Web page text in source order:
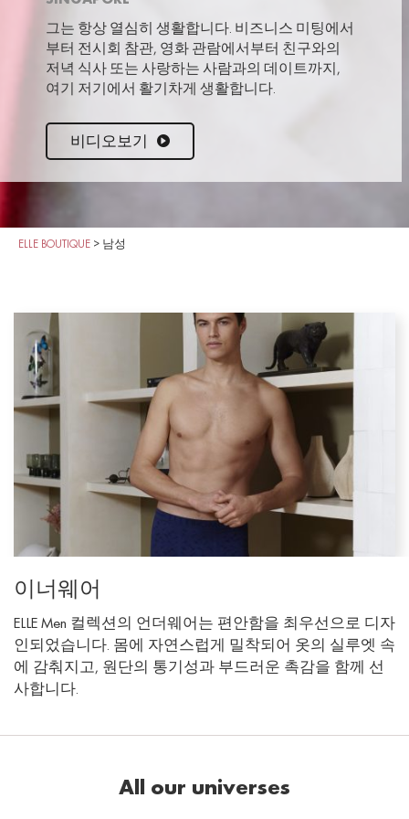
그는 항상 열심히 생활합니다. 비즈니스 미팅에서
부터 전시회 참관, 영화 관람에서부터 친구와의
저녁 식사 또는 사랑하는 사람과의 데이트까지,
여기 저기에서 활기차게 생활합니다.
비디오보기
ELLE BOUTIQUE > 남성
이너웨어
ELLE Men 컬렉션의 언더웨어는 편안함을 최우선으로 디자
인되었습니다. 몸에 자연스럽게 밀착되어 옷의 실루엣 속
에 감춰지고, 원단의 통기성과 부드러운 촉감을 함께 선
사합니다.
All our universes